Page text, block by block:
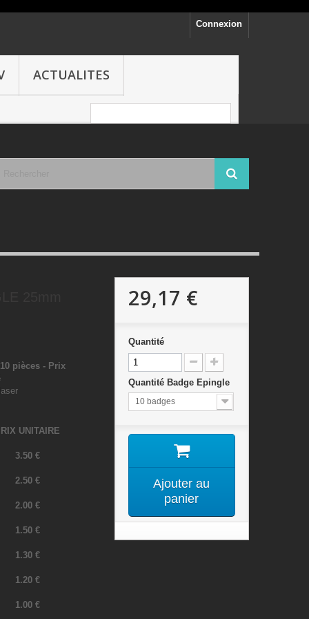
Connexion
ACTUALITES
pièces - Prix
laser
UNITAIRE
3.50 €
2.50 €
2.00 €
1.50 €
1.30 €
1.20 €
1.00 €
29,17 €
Quantité
Quantité Badge Epingle
10 badges
Ajouter au
panier